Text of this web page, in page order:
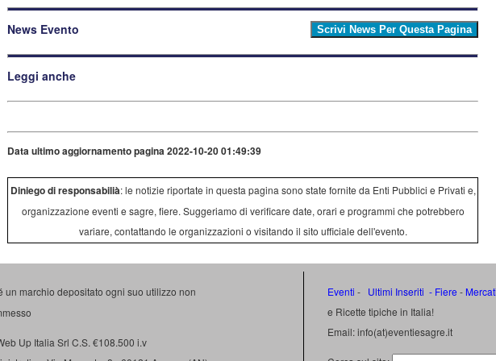
News Evento
Leggi anche
Data ultimo aggiornamento pagina 2022-10-20 01:49:39
Diniego di responsabilià: le notizie riportate in questa pagina sono state fornite da Enti Pubblici e Privati e,
organizzazione eventi e sagre, fiere. Suggeriamo di verificare date, orari e programmi che potrebbero
variare, contattando le organizzazioni o visitando il sito ufficiale dell'evento.
un marchio depositato ogni suo utilizzo non
Up Italia Srl C.S. €108.500 i.v
Eventi - Ultimi Inseriti - Fiere -
e Ricette tipiche in Italia!
Email: info(at)eventiesagre.it